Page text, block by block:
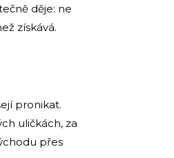
děje: ne
získává.
pronikat.
uličkách, za
přes